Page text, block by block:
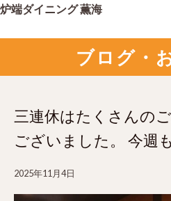
炉端ダイニング 薫海
ブログ・
三連休はたくさんの
ございました。 今週
2025年11月4日